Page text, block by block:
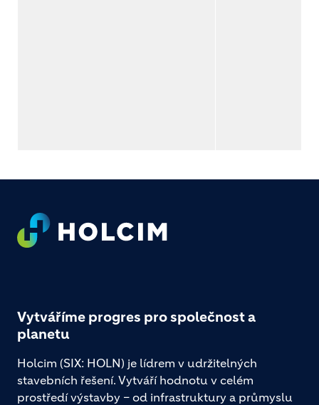
Footer
Vytváříme progres pro společnost a
planetu
Holcim (SIX: HOLN) je lídrem v udržitelných
stavebních řešení. Vytváří hodnotu v celém
prostředí výstavby – od infrastruktury a průmyslu